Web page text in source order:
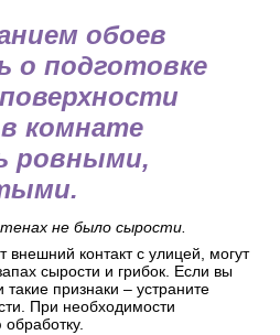
обоев
о подготовке
комнате
ровными,
не было сырости.
контакт с улицей, могут
сырости и грибок. Если вы
признаки – устраните
При необходимости